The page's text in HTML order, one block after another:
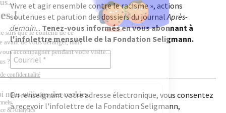
En renseignant votre adresse électronique, vous
consentez à recevoir l'infolettre de la Fondation
Seligmann, conformément à notrepolitique de
confidentialité. Il vous sera possible de vous
désabonner à tout moment.
Copyright © 2026Fondation Seligmann|Mentions légales|Crédits
Vivre et agir ensemble contre le racisme », actions
soutenues et parution des dossiers du journalAprès-
demain... Tenez-vous informés en vous abonnant à
l'infolettre mensuelle de la Fondation Seligmann.
En renseignant votre adresse électronique, vous consentez
à recevoir l'infolettre de la Fondation Seligmann,